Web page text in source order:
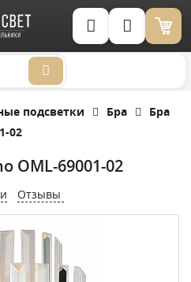
Корзина (0)
подсветки Бра
Бра
02
OML-69001-02
Отзывы